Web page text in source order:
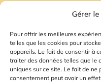
Gérer
Pour offrir les meilleures
telles que les cookies pour
appareils. Le fait de consentir à
traiter des données telles que le
uniques sur ce site. Le fait de ne
consentement peut avoir un
Mentions